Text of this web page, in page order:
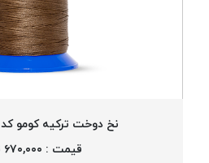
نخ دوخت ترکیه کومو کد 1091 COMO
قیمت : ۶۷۰,۰۰۰ تومان